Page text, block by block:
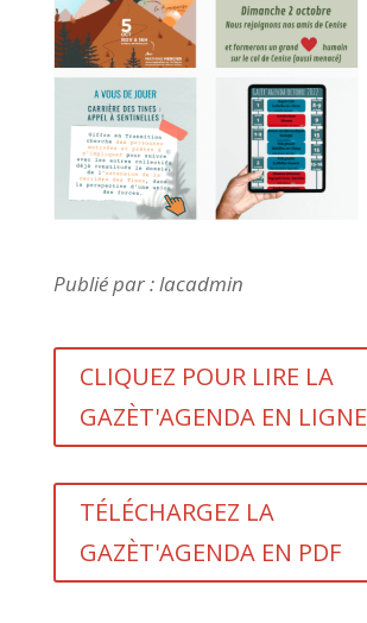
Publié par : lacadmin
CLIQUEZ POUR LIRE LA
GAZÈT'AGENDA EN LIGNE
TÉLÉCHARGEZ LA
GAZÈT'AGENDA EN PDF